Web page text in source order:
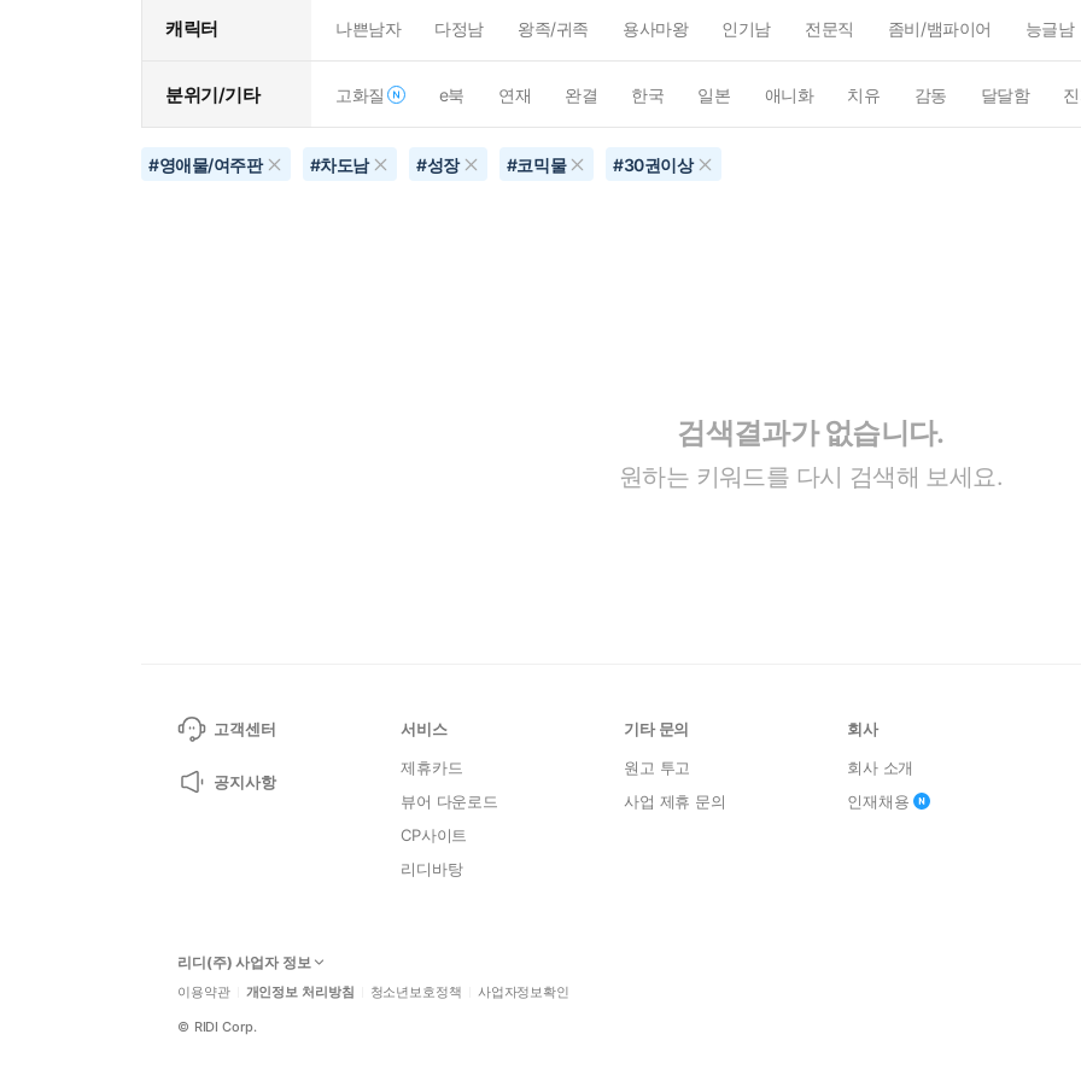
캐릭터 나쁜남자 다정남 왕족/귀족 용사마왕 인기남 전문직 좀비/뱀파이어 능글남
분위기/기타 고화질 e북 연재 완결 한국 일본 애니화 치유 감동 달달함
#영애물/여주판 #차도남 #성장 #코믹물 #30권이상
검색결과가 없습니다.
원하는 키워드를 다시 검색해 보세요.
고객센터
공지사항
서비스
제휴카드
뷰어 다운로드
CP사이트
리디바탕
기타 문의
원고 투고
사업 제휴 문의
회사
회사 소개
인재채용
리디(주) 사업자 정보
이용약관 개인정보 처리방침 청소년보호정책 사업자정보확인
© RIDI Corp.